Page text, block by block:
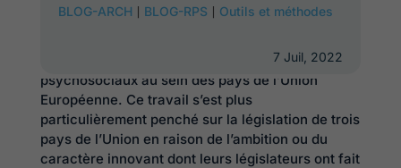
BLOG-ARCH | BLOG-RPS | Outils et méthodes
7 Juil, 2022
chercheuse à l’institut syndical européen, a livré
institutionnels de la prévention des risques
psychosociaux au sein des pays de l’Union
Européenne. Ce travail s’est plus
particulièrement penché sur la législation de trois
pays de l’Union en raison de l’ambition ou du
caractère innovant dont leurs législateurs ont fait